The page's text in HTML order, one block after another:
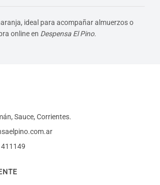
ideal para acompañar almuerzos o
online en Despensa El Pino.
Sauce, Corrientes.